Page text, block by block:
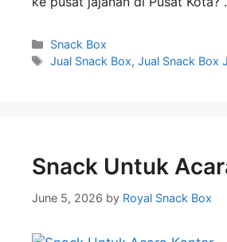
Snack Box
Jual Snack Box,Jual Snack Box
Snack Untuk
June 5, 2026 by Royal Snack Box